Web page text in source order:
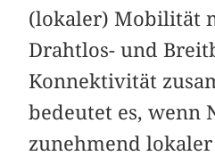
(lokaler) Mobilität
Drahtlos- und
Konnektivität
bedeutet es, wenn
zunehmend